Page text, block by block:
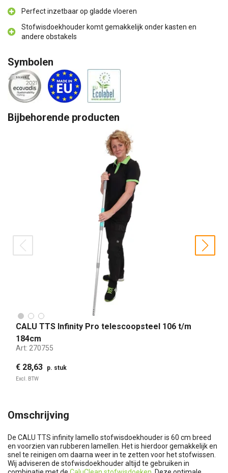
Perfect inzetbaar op gladde vloeren
Stofwisdoekhouder komt gemakkelijk onder kasten en
andere obstakels
Symbolen
Bijbehorende producten
CALU TTS Infinity Pro telescoopsteel 106 t/m
184cm
Art: 270755
€ 28,63 p. stuk
Excl. BTW
prev next
Omschrijving
De CALU TTS infinity lamello stofwisdoekhouder is 60 cm breed
en voorzien van rubberen lamellen. Het is hierdoor gemakkelijk en
snel te reinigen om daarna weer in te zetten voor het stofwissen.
Wij adviseren de stofwisdoekhouder altijd te gebruiken in